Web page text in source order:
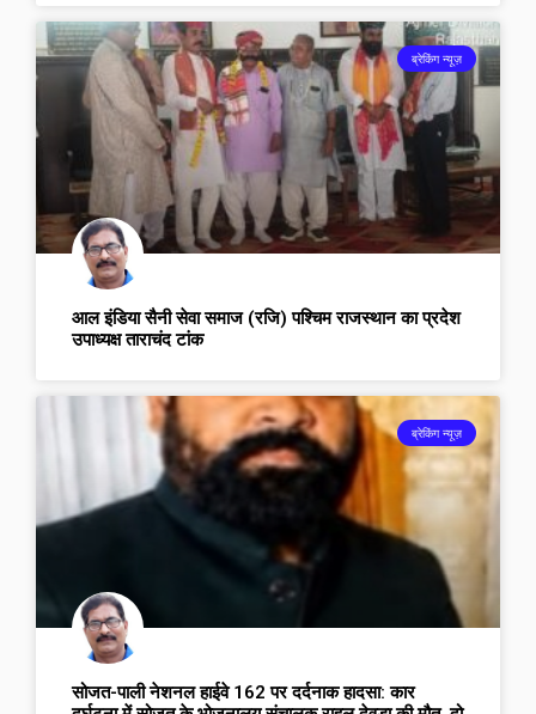
ब्रेकिंग न्यूज़
आल इंडिया सैनी सेवा समाज (रजि) पश्चिम राजस्थान का प्रदेश
उपाध्यक्ष ताराचंद टांक
ब्रेकिंग न्यूज़
सोजत-पाली नेशनल हाईवे 162 पर दर्दनाक हादसा: कार